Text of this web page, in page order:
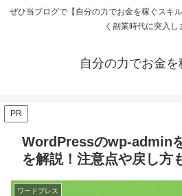
ぜひ当ブログで【自分の力でお金を稼ぐスキ
く副業時代に突入し
自分の力でお金
PR
WordPressのwp-admin
を解説！注意点や戻し方
ワードプレス